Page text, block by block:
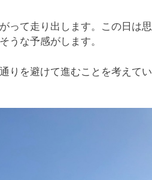
って走り出します。この日は思
うな予感がします。
りを避けて進むことを考えてい